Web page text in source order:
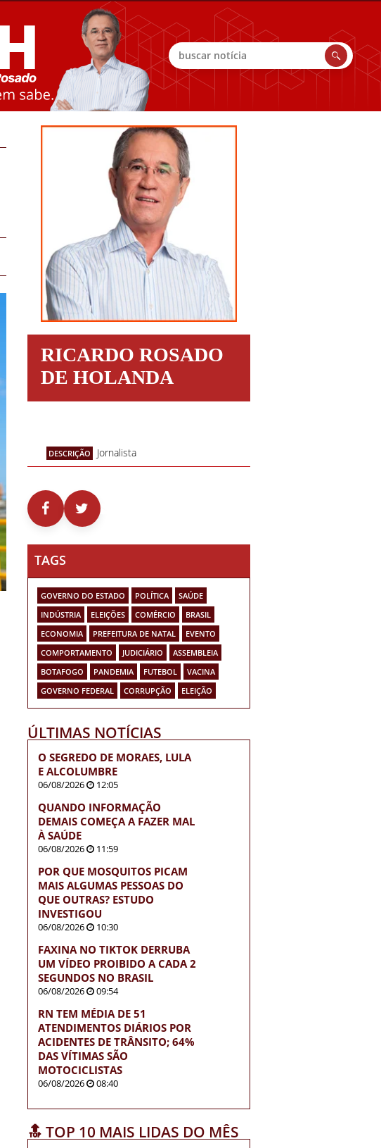
Buscar
RICARDO ROSADO
DE HOLANDA
DESCRIÇÃO Jornalista
TAGS
GOVERNO DO ESTADO POLÍTICA
SAÚDE
INDÚSTRIA
ELEIÇÕES COMÉRCIO
BRASIL
ECONOMIA
PREFEITURA DE NATAL
EVENTO
COMPORTAMENTO
JUDICIÁRIO
ASSEMBLEIA
BOTAFOGO
PANDEMIA FUTEBOL
VACINA
GOVERNO FEDERAL
CORRUPÇÃO ELEIÇÃO
ÚLTIMAS NOTÍCIAS
O SEGREDO DE MORAES, LULA
E ALCOLUMBRE
06/08/2026 12:05
QUANDO INFORMAÇÃO
DEMAIS COMEÇA A FAZER MAL
À SAÚDE
06/08/2026 11:59
POR QUE MOSQUITOS PICAM
MAIS ALGUMAS PESSOAS DO
QUE OUTRAS? ESTUDO
INVESTIGOU
06/08/2026 10:30
FAXINA NO TIKTOK DERRUBA
UM VÍDEO PROIBIDO A CADA 2
SEGUNDOS NO BRASIL
06/08/2026 09:54
RN TEM MÉDIA DE 51
ATENDIMENTOS DIÁRIOS POR
ACIDENTES DE TRÂNSITO; 64%
DAS VÍTIMAS SÃO
MOTOCICLISTAS
06/08/2026 08:40
🔝 TOP 10 MAIS LIDAS DO MÊS